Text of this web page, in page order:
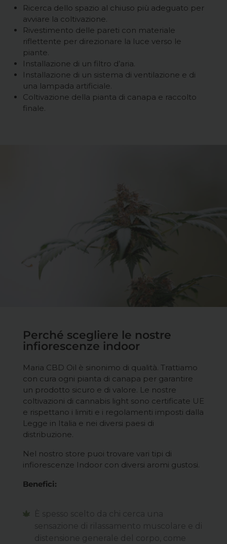
Ricerca dello spazio al chiuso più adeguato per
avviare la coltivazione.
Rivestimento delle pareti con materiale
riflettente per direzionare la luce verso le
piante.
Installazione di un filtro d’aria.
Installazione di un sistema di ventilazione e di
una lampada artificiale.
Coltivazione della pianta di canapa e raccolto
finale.
Perché scegliere le nostre
infiorescenze indoor
Maria CBD Oil è sinonimo di qualità. Trattiamo
con cura ogni pianta di canapa per garantire
un prodotto sicuro e di valore. Le nostre
coltivazioni di cannabis light sono certificate UE
e rispettano i limiti e i regolamenti imposti dalla
Legge in Italia e nei diversi paesi di
distribuzione.
Nel nostro store puoi trovare vari tipi di
infiorescenze Indoor con diversi aromi gustosi.
Benefici:
È spesso scelto da chi cerca una
sensazione di rilassamento muscolare e di
distensione generale del corpo, come